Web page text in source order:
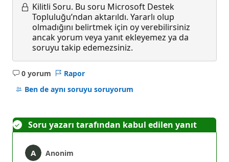
Kilitli Soru. Bu soru Microsoft Destek
Topluluğu’ndan aktarıldı. Yararlı olup
olmadığını belirtmek için oy verebilirsiniz
ancak yorum veya yanıt ekleyemez ya da
soruyu takip edemezsiniz.
0 yorum
Açıklama
yok
Rapor
Ben de aynı soruyu soruyorum
Soru yazarı tarafından kabul edilen yanıt
Anonim